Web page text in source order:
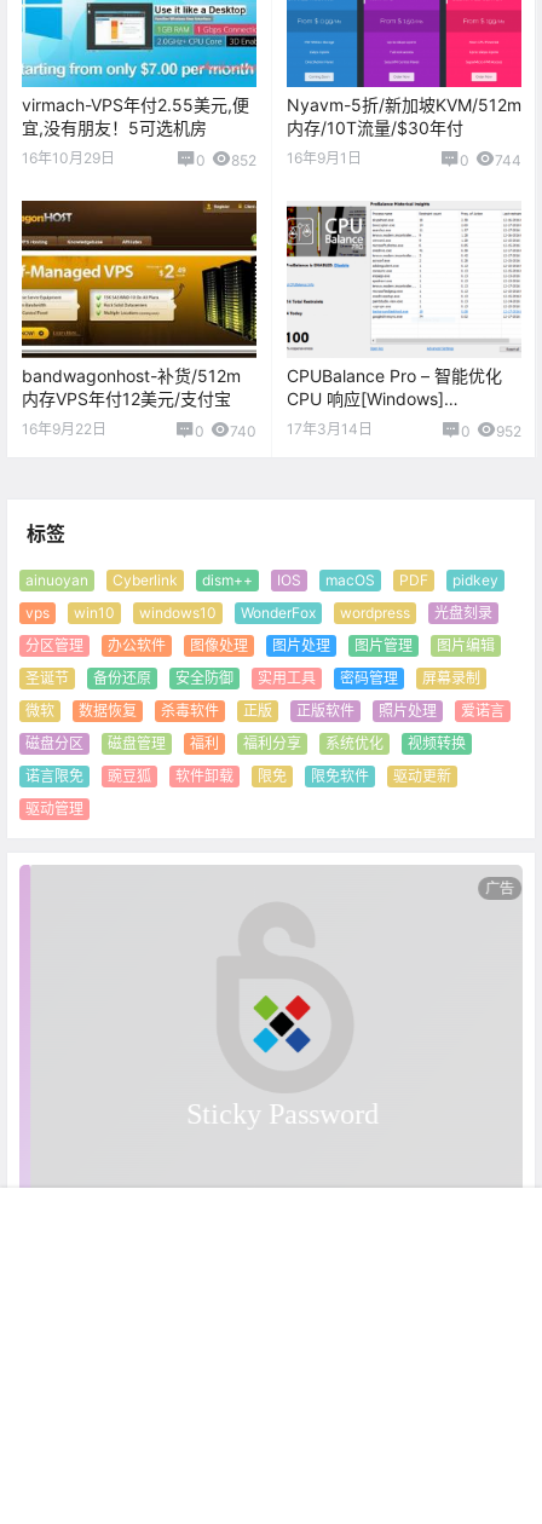
virmach-VPS年付2.55美元,便
宜,没有朋友！5可选机房
16年10月29日 0 852
Nyavm-5折/新加坡KVM/512m
内存/10T流量/$30年付
16年9月1日 0 744
bandwagonhost-补货/512m
内存VPS年付12美元/支付宝
16年9月22日 0 740
CPUBalance Pro – 智能优化
CPU 响应[Windows]
[$9.95→0]
17年3月14日 0 952
标签
ainuoyan Cyberlink dism++ IOS macOS PDF
pidkey
vps
win10 windows10 WonderFox wordpress
光盘刻录
分区管理
办公软件 图像处理 图片处理 图片管理
图片编辑
圣诞节
备份还原 安全防御 实用工具 密码管理
屏幕录制
微软
数据恢复 杀毒软件 正版 正版软件 照片处理
爱诺言
磁盘分区
磁盘管理 福利 福利分享 系统优化
视频转换
诺言限免
豌豆狐 软件卸载 限免 限免软件
驱动更新
驱动管理